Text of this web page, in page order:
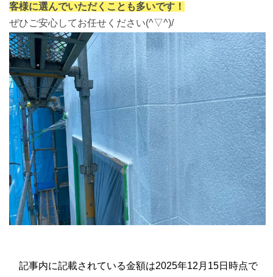
客様に選んでいただくことも多いです！
ぜひご安心してお任せください(^▽^)/
記事内に記載されている金額は2025年12月15日時点で